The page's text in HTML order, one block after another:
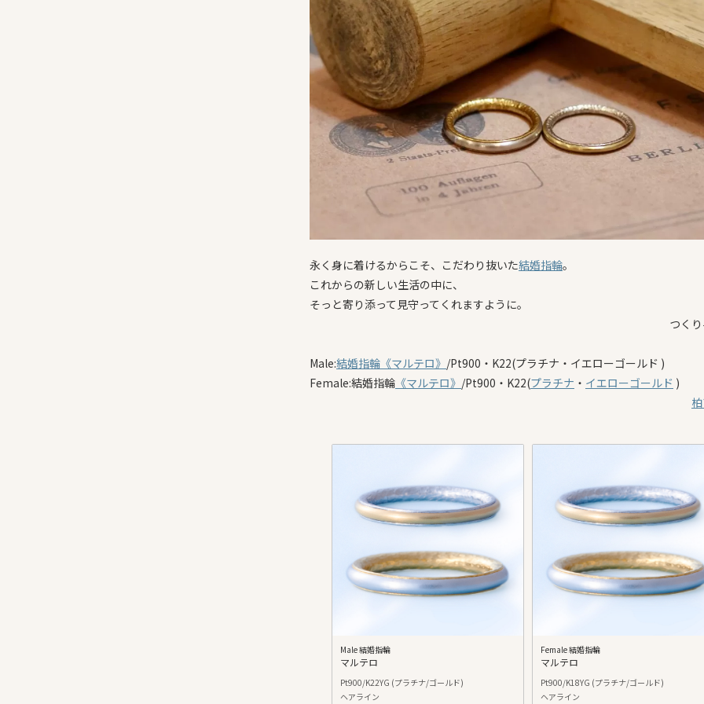
永く身に着けるからこそ、こだわり抜いた結婚指輪。
これからの新しい生活の中に、
そっと寄り添って見守ってくれますように。
つく
Male:結婚指輪 《マルテロ》 /Pt900・K22(プラチナ・イエローゴールド )
Female:結婚指輪 《マルテロ》 /Pt900・K22(プラチナ ・ イエローゴールド )
Male 結婚指輪
マルテロ
Pt900/K22YG (プラチナ/ゴールド)
ヘアライン
Female 結婚指輪
マルテロ
Pt900/K18YG (プラチナ/ゴールド)
ヘアライン